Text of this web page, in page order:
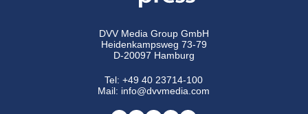
DVV Media Group GmbH
Heidenkampsweg 73-79
D-20097 Hamburg
Tel:+49 40 23714-100
Mail: info@dvvmedia.com